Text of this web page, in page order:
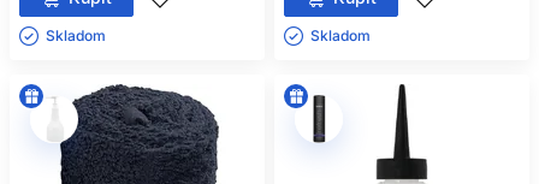
Skladom ㅤ Skladom ㅤ